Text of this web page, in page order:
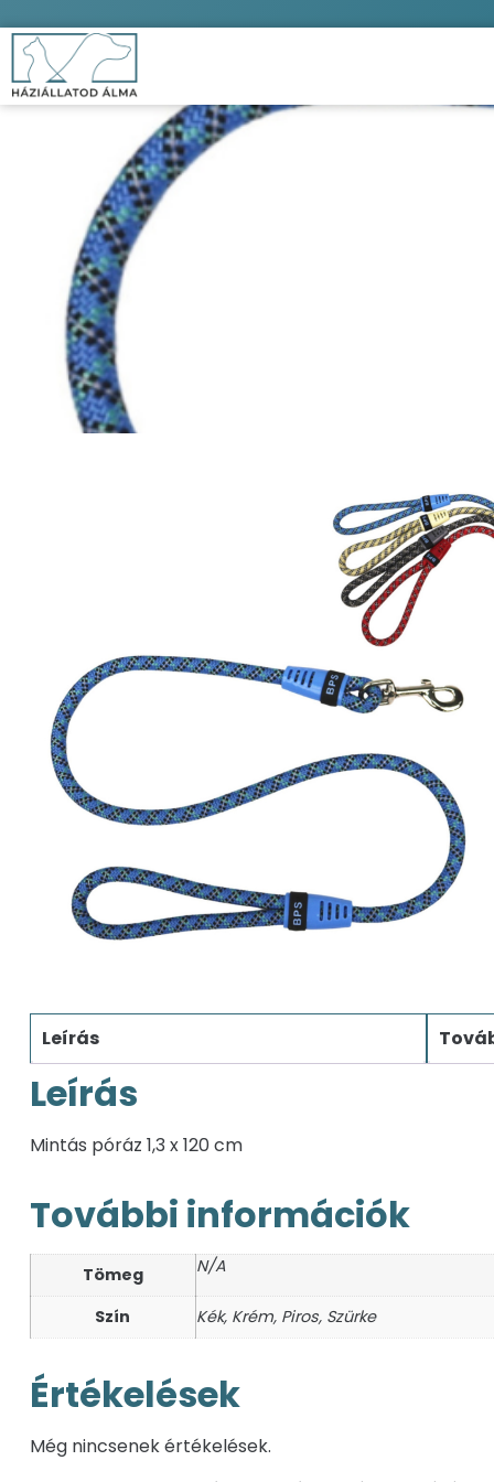
Leírás
Leírás
Mintás póráz 1,3 x 120 cm
További információk
Tömeg N/A
Szín Kék, Krém, Piros, Szürke
Értékelések
Még nincsenek értékelések.